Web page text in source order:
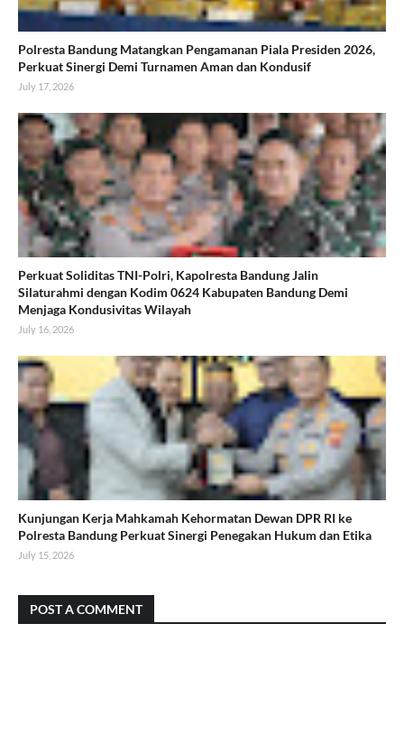
Polresta Bandung Matangkan Pengamanan Piala Presiden 2026,
Perkuat Sinergi Demi Turnamen Aman dan Kondusif
July 17, 2026
Perkuat Soliditas TNI-Polri, Kapolresta Bandung Jalin
Silaturahmi dengan Kodim 0624 Kabupaten Bandung Demi
Menjaga Kondusivitas Wilayah
July 16, 2026
Kunjungan Kerja Mahkamah Kehormatan Dewan DPR RI ke
Polresta Bandung Perkuat Sinergi Penegakan Hukum dan Etika
July 15, 2026
POST A COMMENT